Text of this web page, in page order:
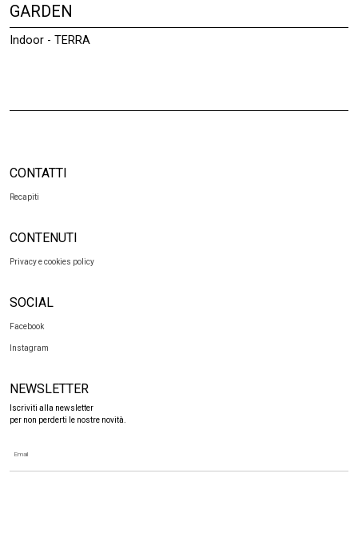
GARDEN
Indoor - TERRA
CONTATTI
Recapiti
CONTENUTI
Privacy e cookies policy
SOCIAL
Facebook
Instagram
NEWSLETTER
Iscriviti alla newsletter
per non perderti le nostre novità.